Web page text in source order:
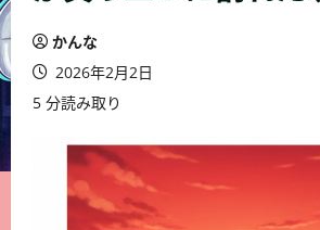
かんな
2026年2月2日
5 分読み取り